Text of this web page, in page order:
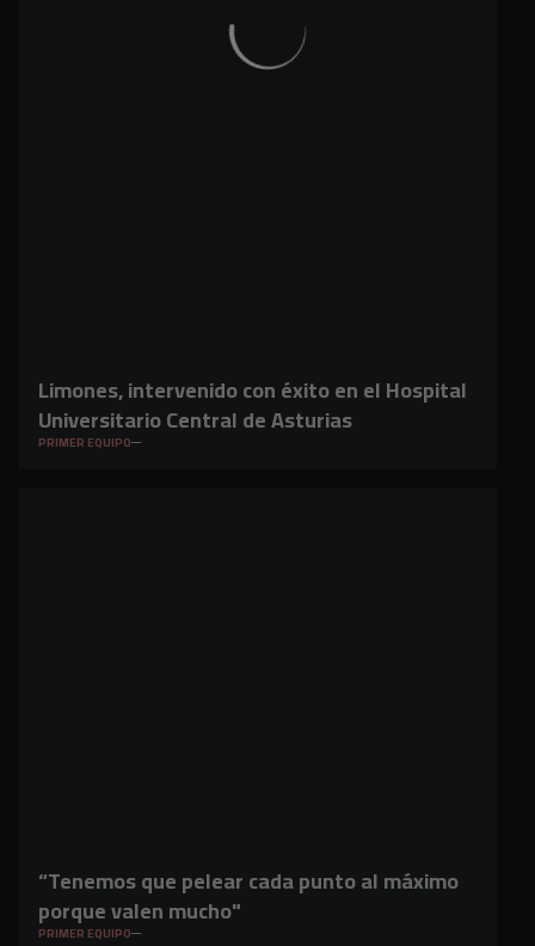
Limones, intervenido con éxito en el Hospital
Universitario Central de Asturias
PRIMER EQUIPO
“Tenemos que pelear cada punto al máximo
porque valen mucho"
PRIMER EQUIPO